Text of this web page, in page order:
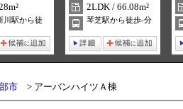
川駅から徒
2LDK / 66.08m²
琴芝駅から徒歩-分
市 アーバンハイツＡ棟